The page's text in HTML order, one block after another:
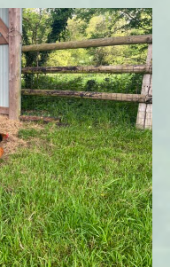
ou
une